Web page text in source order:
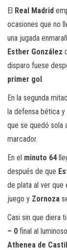
El Real Madrid
ocasiones que no
una jugada
Esther González
disparo fuese
primer gol.
En la segunda
la defensa bética
que se quedó sola
marcador.
En el minuto 64
después de que
de plata al ver que
juego y Zornoza
Casi sin que diera
– 0 final al
Athenea de